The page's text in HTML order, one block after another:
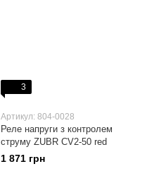
3
Артикул: 804-0028
Реле напруги з контролем
струму ZUBR CV2-50 red
1 871 грн